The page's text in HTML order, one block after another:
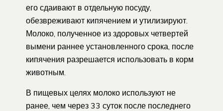
его сдаивают в отдельную посуду,
обезвреживают кипячением и утилизируют.
Молоко, полученное из здоровых четвертей
вымени раннее установленного срока, после
кипячения разрешается использовать в корм
животным.
В пищевых целях молоко используют не
ранее, чем через 33 суток после последнего